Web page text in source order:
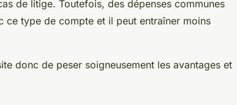
de litige. Toutefois, des dépenses communes
ce type de compte et il peut entraîner moins
donc de peser soigneusement les avantages et